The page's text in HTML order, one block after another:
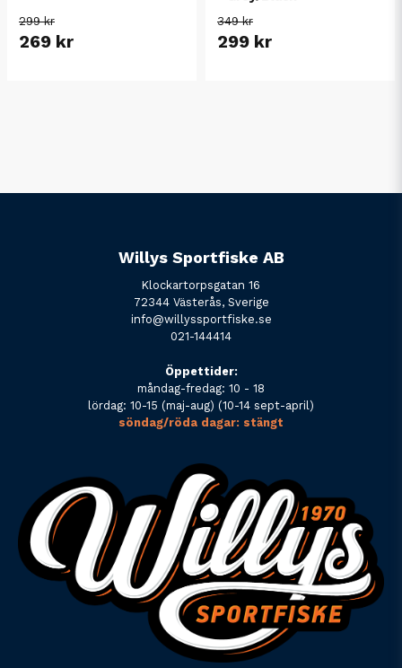
299 kr
269 kr
349 kr
299 kr
Willys Sportfiske AB
Klockartorpsgatan 16
72344 Västerås, Sverige
info@willyssportfiske.se
021-144414
Öppettider:
måndag-fredag: 10 - 18
lördag: 10-15 (maj-aug) (10-14 sept-april)
söndag/röda dagar: stängt